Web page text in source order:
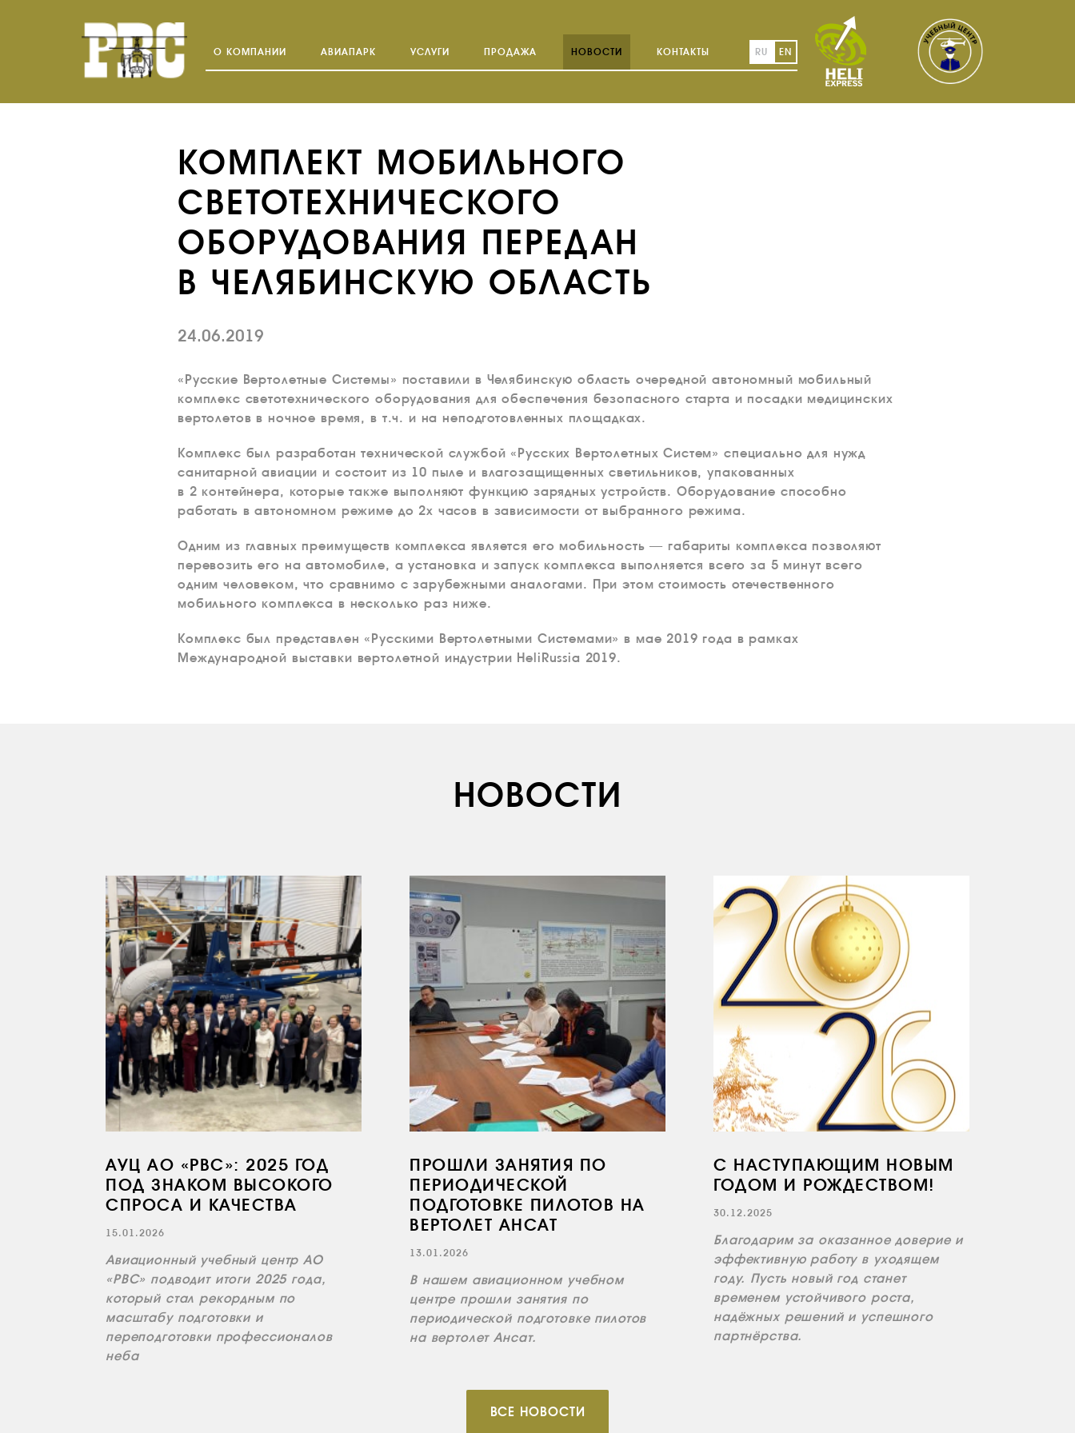
О КОМПАНИИ АВИАПАРК УСЛУГИ ПРОДАЖА НОВОСТИ КОНТАКТЫ RU EN
КОМПЛЕКТ МОБИЛЬНОГО
СВЕТОТЕХНИЧЕСКОГО
ОБОРУДОВАНИЯ ПЕРЕДАН
В ЧЕЛЯБИНСКУЮ ОБЛАСТЬ
24.06.2019
«Русские Вертолетные Системы» поставили в Челябинскую область очередной автономный мобильный
комплекс светотехнического оборудования для обеспечения безопасного старта и посадки медицинских
вертолетов в ночное время, в т.ч. и на неподготовленных площадках.
Комплекс был разработан технической службой «Русских Вертолетных Систем» специально для нужд
санитарной авиации и состоит из 10 пыле и влагозащищенных светильников, упакованных
в 2 контейнера, которые также выполняют функцию зарядных устройств. Оборудование способно
работать в автономном режиме до 2х часов в зависимости от выбранного режима.
Одним из главных преимуществ комплекса является его мобильность — габариты комплекса позволяют
перевозить его на автомобиле, а установка и запуск комплекса выполняется всего за 5 минут всего
одним человеком, что сравнимо с зарубежными аналогами. При этом стоимость отечественного
мобильного комплекса в несколько раз ниже.
Комплекс был представлен «Русскими Вертолетными Системами» в мае 2019 года в рамках
Международной выставки вертолетной индустрии HeliRussia 2019.
НОВОСТИ
АУЦ АО «РВС»: 2025 ГОД
ПОД ЗНАКОМ ВЫСОКОГО
СПРОСА И КАЧЕСТВА
15.01.2026
Авиационный учебный центр АО
«РВС» подводит итоги 2025 года,
который стал рекордным по
масштабу подготовки и
переподготовки профессионалов
неба
ПРОШЛИ ЗАНЯТИЯ ПО
ПЕРИОДИЧЕСКОЙ
ПОДГОТОВКЕ ПИЛОТОВ НА
ВЕРТОЛЕТ АНСАТ
13.01.2026
В нашем авиационном учебном
центре прошли занятия по
периодической подготовке пилотов
на вертолет Ансат.
С НАСТУПАЮЩИМ НОВЫМ
ГОДОМ И РОЖДЕСТВОМ!
30.12.2025
Благодарим за оказанное доверие и
эффективную работу в уходящем
году. Пусть новый год станет
временем устойчивого роста,
надёжных решений и успешного
партнёрства.
ВСЕ НОВОСТИ